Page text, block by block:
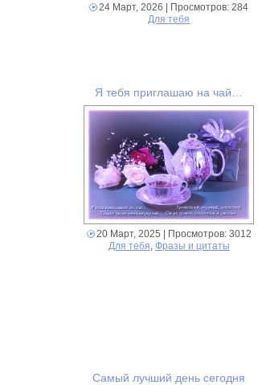
24 Март, 2026 | Просмотров: 284
Для тебя
Я тебя приглашаю на чай…
20 Март, 2025 | Просмотров: 3012
Для тебя, Фразы и цитаты
Самый лучший день сегодня